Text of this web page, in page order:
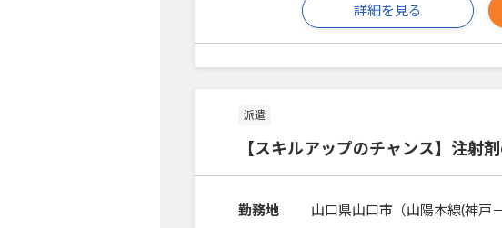
詳細を見る
派遣
【スキルアップのチャンス】注射
勤務地
山口県山口市（山陽本線(神戸